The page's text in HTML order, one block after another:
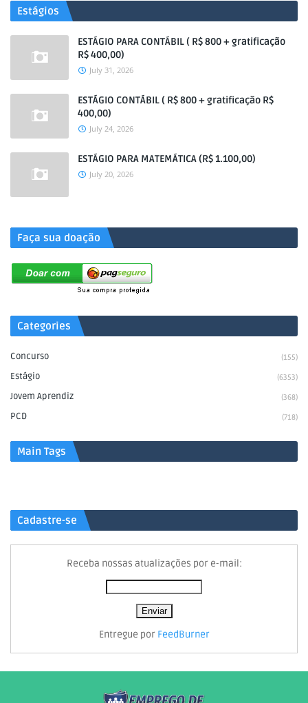
Estágios
ESTÁGIO PARA CONTÁBIL ( R$ 800 + gratificação
R$ 400,00)
July 31, 2026
ESTÁGIO CONTÁBIL ( R$ 800 + gratificação R$
400,00)
July 24, 2026
ESTÁGIO PARA MATEMÁTICA (R$ 1.100,00)
July 20, 2026
Faça sua doação
Categories
Concurso (155)
Estágio (6353)
Jovem Aprendiz (368)
PCD (718)
Main Tags
Cadastre-se
Receba nossas atualizações por e-mail:
Entregue por FeedBurner